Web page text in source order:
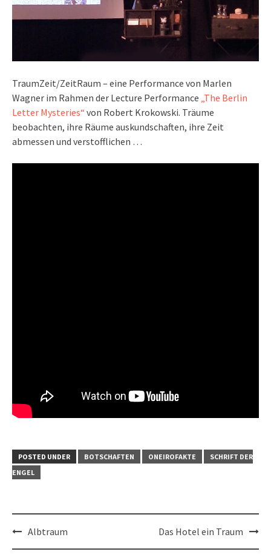
TraumZeit/ZeitRaum – eine Performance von Marlen
Wagner im Rahmen der Lecture Performance „The Berlin
Letter Mysteries“ von Robert Krokowski. Träume
beobachten, ihre Räume auskundschaften, ihre Zeit
abmessen und verstofflichen …
POSTED UNDER BOTSCHAFTEN ONEIROFAKTE
SCHRIFT DER
ENGEL
Post
navigation
Albtraum Das Hotel ein Traum